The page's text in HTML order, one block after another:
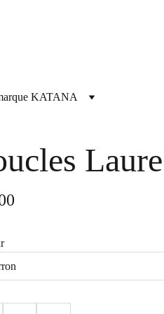
KATANA
Laure